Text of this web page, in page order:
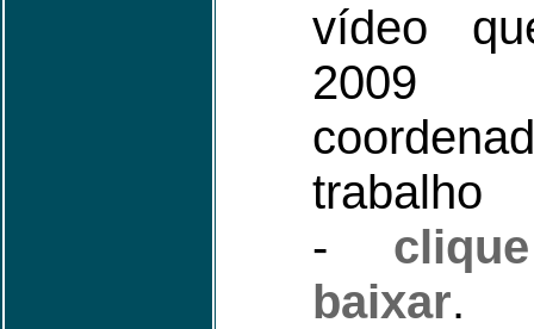
vídeo
trabalho
-
baixar.